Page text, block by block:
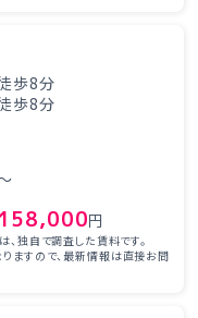
徒歩8分
徒歩8分
158,000円
独自で調査した賃料です。
ますので、最新情報は直接お問